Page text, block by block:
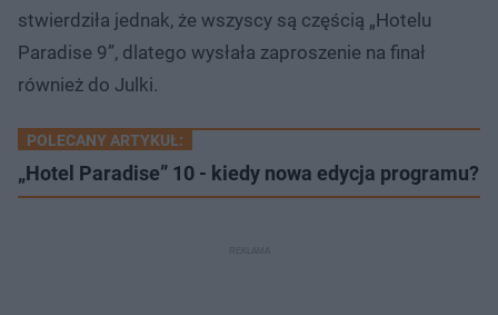
stwierdziła jednak, że wszyscy są częścią „Hotelu
Paradise 9”, dlatego wysłała zaproszenie na finał
również do Julki.
POLECANY ARTYKUŁ:
„Hotel Paradise” 10 - kiedy nowa edycja programu?